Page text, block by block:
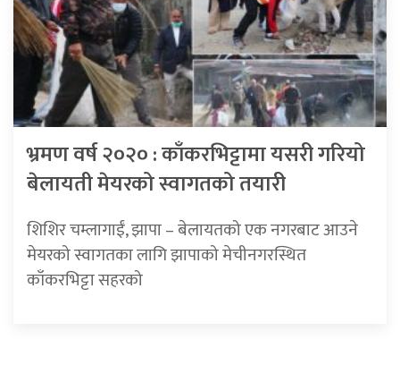
भ्रमण वर्ष २०२० : काँकरभिट्टामा यसरी गरियो
बेलायती मेयरको स्वागतको तयारी
शिशिर चम्लागाईं, झापा – बेलायतको एक नगरबाट आउने
मेयरको स्वागतका लागि झापाको मेचीनगरस्थित
काँकरभिट्टा सहरको